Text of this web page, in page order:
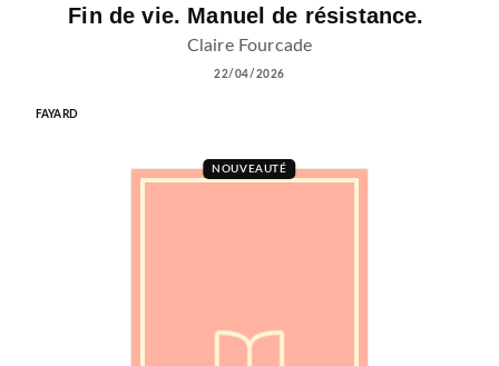
Fin de vie. Manuel de résistance.
Claire Fourcade
22/04/2026
FAYARD
NOUVEAUTÉ